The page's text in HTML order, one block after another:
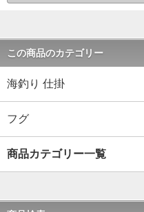
この商品のカテゴリー
海釣り 仕掛
フグ
商品カテゴリー一覧